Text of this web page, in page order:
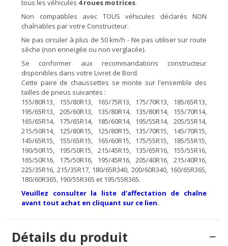
tous les véhicules 4 roues motrices.
Non compatibles avec TOUS véhicules déclarés NON
chaînables par votre Constructeur.
Ne pas circuler à plus de 50 km/h - Ne pas utiliser sur route
sèche (non enneigée ou non verglacée).
Se conformer aux recommandations constructeur
disponibles dans votre Livret de Bord.
Cette paire de chaussettes se monte sur l'ensemble des
tailles de pneus suivantes :
155/80R13, 155/80R13, 165/75R13, 175/70R13, 185/65R13,
195/65R13, 205/60R13, 135/80R14, 135/80R14, 155/70R14,
165/65R14, 175/65R14, 185/60R14, 195/55R14, 205/55R14,
215/50R14, 125/80R15, 125/80R15, 135/70R15, 145/70R15,
145/65R15, 155/65R15, 165/60R15, 175/55R15, 185/55R15,
190/50R15, 195/50R15, 215/45R15, 135/65R16, 155/55R16,
165/50R16, 175/50R16, 195/45R16, 205/40R16, 215/40R16,
225/35R16, 215/35R17, 180/65R340, 200/60R340, 160/65R365,
180/60R365, 190/55R365 et 195/55R365.
Veuillez consulter la liste d'affectation de chaîne
avant tout achat en cliquant sur ce lien.
Détails du produit